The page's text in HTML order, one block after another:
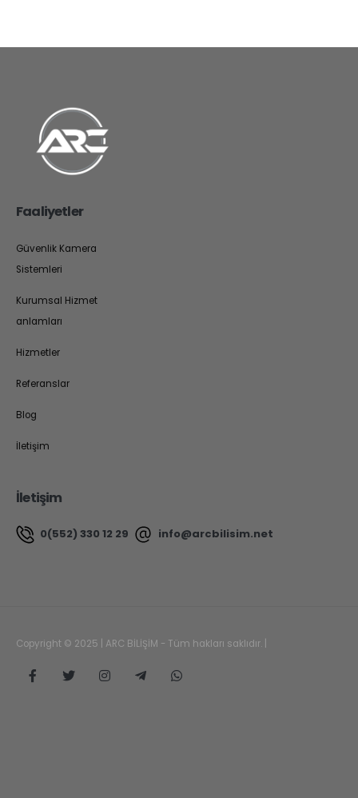
Faaliyetler
Güvenlik Kamera
Sistemleri
Kurumsal Hizmet
anlamları
Hizmetler
Referanslar
Blog
İletişim
İletişim
0(552) 330 12 29 info@arcbilisim.net
Copyright © 2025 | ARC BİLİŞİM - Tüm hakları saklıdır. |